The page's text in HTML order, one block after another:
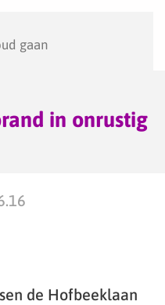
gaan
in onrustig
de Hofbeeklaan